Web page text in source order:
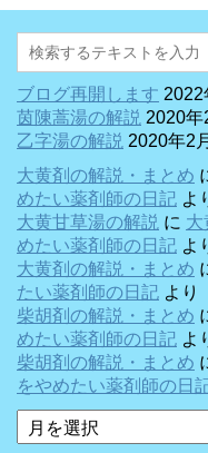
ブログ再開します 2022
茵陳蒿湯の解説 2020年
乙字湯の解説 2020年2
大黄剤の解説・まとめ
めたい薬剤師の日記 よ
大黄甘草湯の解説 に 大
めたい薬剤師の日記 よ
大黄剤の解説・まとめ
たい薬剤師の日記 より
柴胡剤の解説・まとめ
めたい薬剤師の日記 よ
柴胡剤の解説・まとめ
をやめたい薬剤師の日
ア
ー